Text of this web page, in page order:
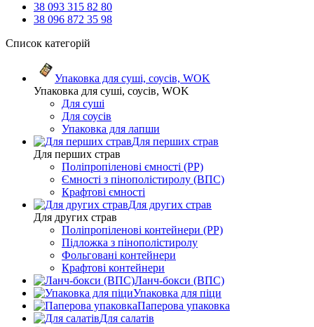
38 093 315 82 80
38 096 872 35 98
Список категорій
Упаковка для суші, соусів, WOK
Упаковка для суші, соусів, WOK
Для суші
Для соусів
Упаковка для лапши
Для перших страв
Для перших страв
Поліпропіленові ємності (PP)
Ємності з пінополістиролу (ВПС)
Крафтові ємності
Для других страв
Для других страв
Поліпропіленові контейнери (PP)
Підложка з пінополістиролу
Фольговані контейнери
Крафтові контейнери
Ланч-бокси (ВПС)
Упаковка для піци
Паперова упаковка
Для салатів